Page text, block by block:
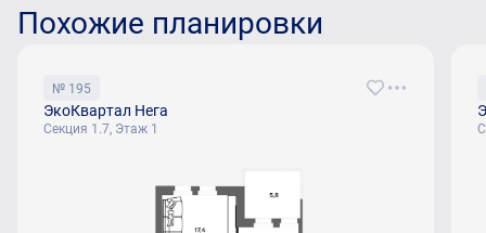
Похожие планировки
№ 195
ЭкоКвартал Нега
Секция 1.7, Этаж 1